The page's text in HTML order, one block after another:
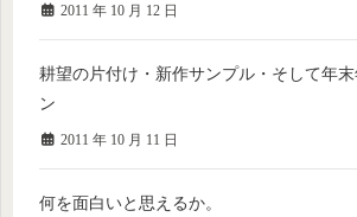
2011 年 10 月 12 日
耕望の片付け・新作サンプル・そして年
ン
2011 年 10 月 11 日
何を面白いと思えるか。